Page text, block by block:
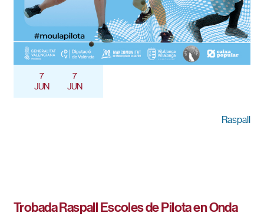
7
JUN
7
JUN
Raspall
Trobada Raspall Escoles de Pilota en Onda